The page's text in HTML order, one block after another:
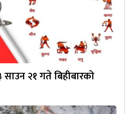
२१ गते बिहीबारको